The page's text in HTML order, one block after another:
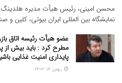
محسن امینی، رئیس هیأت مدیره هلدینگ
نمایشگاه بین المللی ایران بیوتی، کلین و
عضو هیأت رئیسه اتاق
مطرح کرد : باید بیش از
پایداری امنیت غذایی
بهمن ۱۴, ۱۴۰۳